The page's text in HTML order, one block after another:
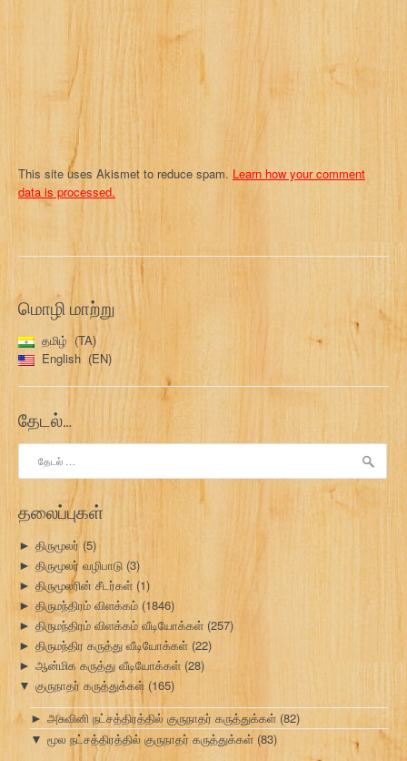
This site uses Akismet to reduce spam. Learn how your comment
data is processed.
மொழி மாற்று
தமிழ்
TA
English
EN
தேடல்…
தேடு:
தலைப்புகள்
► திருமூலர் (5)
► திருமூலர் வழிபாடு (3)
► திருமூலரின் சீடர்கள் (1)
► திருமந்திரம் விளக்கம் (1846)
► திருமந்திரம் விளக்கம் வீடியோக்கள் (257)
► திருமந்திர கருத்து வீடியோக்கள் (22)
► ஆன்மிக கருத்து வீடியோக்கள் (28)
▼ குருநாதர் கருத்துக்கள் (165)
► அசுவினி நட்சத்திரத்தில் குருநாதர் கருத்துக்கள் (82)
▼ மூல நட்சத்திரத்தில் குருநாதர் கருத்துக்கள் (83)